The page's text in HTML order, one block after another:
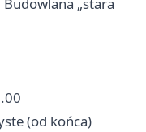
„stara
(od końca)